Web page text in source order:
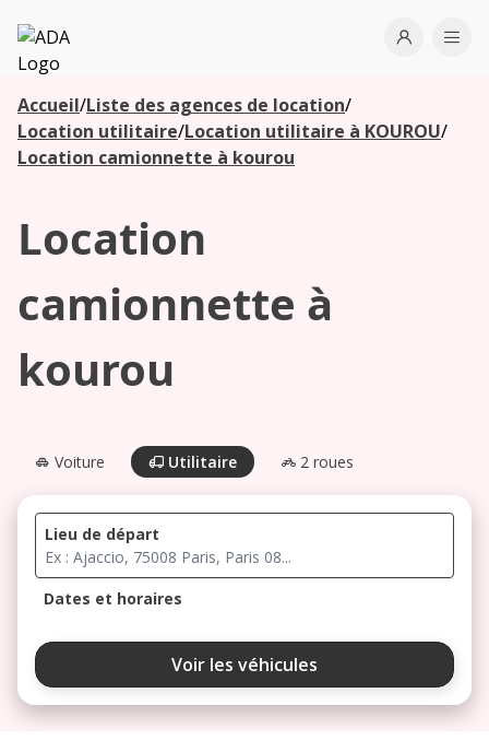
ADA
Open
Accueil/Liste des agences de location/
Location utilitaire/Location utilitaire à KOUROU/
Location camionnette à kourou
Location
camionnette à
kourou
Voiture Utilitaire 2 roues
Lieu de départ
Dates et horaires
août 2026
ma me
Voir les véhicules
Les
agences à
proximité
Commencez
recherche
agences à
proximité